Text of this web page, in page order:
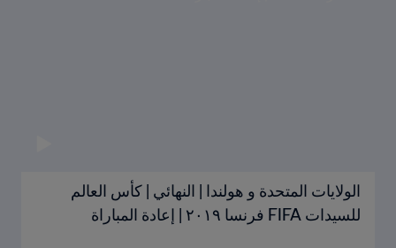
الولايات المتحدة و هولندا | النهائي | كأس العالم
للسيدات FIFA فرنسا ٢٠١٩ | إعادة المباراة